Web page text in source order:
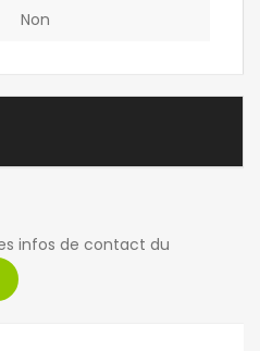
Non
infos de contact du